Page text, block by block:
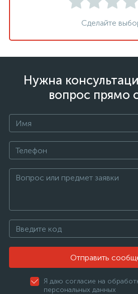
Сделайте
Нужна
вопрос прямо
Отправить
Я даю согласие на
персональных данных